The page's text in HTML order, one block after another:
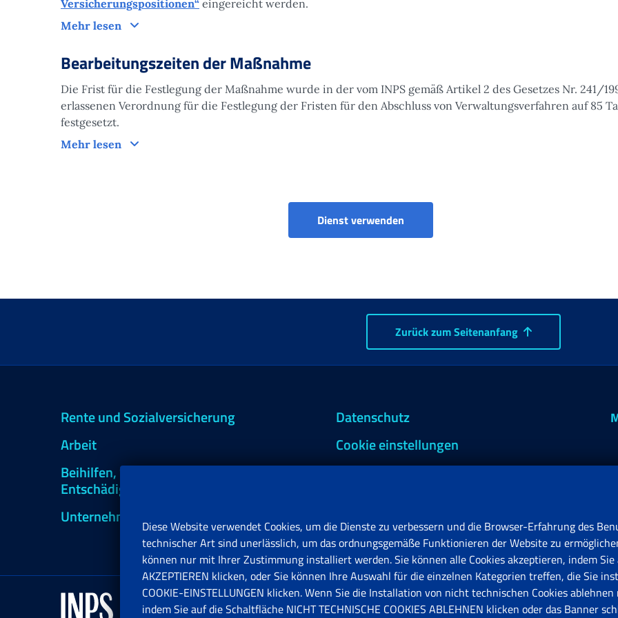
Versicherungspositionen“ eingereicht werden.
Mehr lesen
Antrag
Bearbeitungszeiten der Maßnahme
Die Frist für die Festlegung der Maßnahme wurde in der vom INPS gemäß Artikel 2 des Gesetzes Nr. 241/
erlassenen Verordnung für die Festlegung der Fristen für den Abschluss von Verwaltungsverfahren auf 85
festgesetzt.
Mehr lesen
Bearbeitungszeiten der Maßnahme
Dienst verwenden
Zurück zum Seitenanfang
Rente und Sozialversicherung
Arbeit
Beihilfen, Subventionen und
Entschädigungen
Unternehmen und Freiberufler
Datenschutz
Cookie einstellungen
Diese Website verwendet Cookies, um die Dienste zu verbessern und die Browser-Erfahrung des
technischer Art sind unerlässlich, um das ordnungsgemäße Funktionieren der Website zu
können nur mit Ihrer Zustimmung installiert werden. Sie können alle Cookies akzeptieren, indem Sie
AKZEPTIEREN klicken, oder Sie können Ihre Auswahl für die einzelnen Kategorien treffen, die Sie
COOKIE-EINSTELLUNGEN klicken. Wenn Sie die Installation von nicht technischen Cookies
indem Sie auf die Schaltfläche NICHT TECHNISCHE COOKIES ABLEHNEN klicken oder das Banner